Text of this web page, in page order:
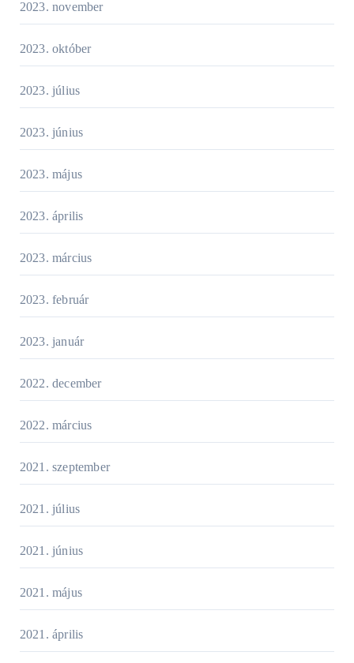
2023. november
2023. október
2023. július
2023. június
2023. május
2023. április
2023. március
2023. február
2023. január
2022. december
2022. március
2021. szeptember
2021. július
2021. június
2021. május
2021. április